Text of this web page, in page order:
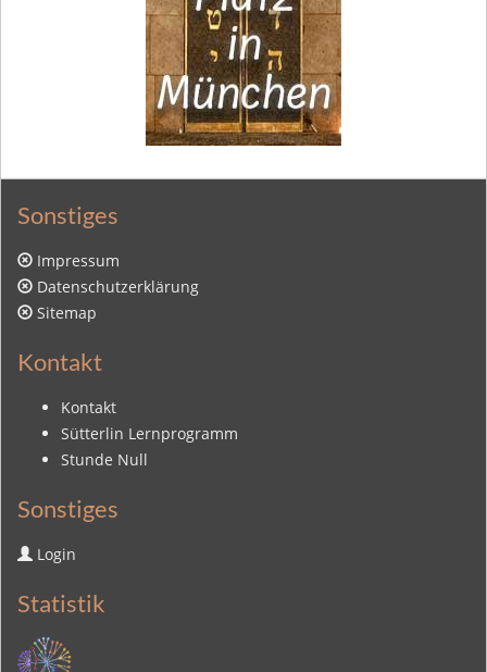
Sonstiges
Impressum
Datenschutzerklärung
Sitemap
Kontakt
Kontakt
Sütterlin Lernprogramm
Stunde Null
Sonstiges
Login
Statistik